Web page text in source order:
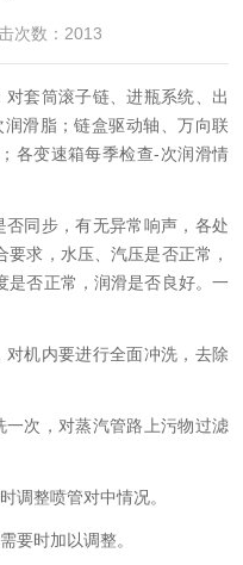
次数：2013
套筒滚子链、进瓶系统、出
滑脂；链盒驱动轴、万向联
各变速箱每季检查-次润滑情
同步，有无异常响声，各处
求，水压、汽压是否正常，
是否正常，润滑是否良好。一
机内要进行全面冲洗，去除
次，对蒸汽管路上污物过滤
整喷管对中情况。
时加以调整。